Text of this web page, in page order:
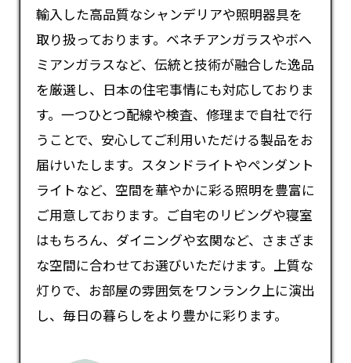
輸入した高品質なシャンデリアや照明器具を
取り扱っております。ベネチアンガラスやボヘ
ミアンガラスなど、伝統と技術が融合した逸品
を厳選し、日本の住宅事情にも対応しておりま
す。一つひとつ配線や検査、修理まで自社で行
うことで、安心してご利用いただける製品をお
届けいたします。スタンドライトやペンダント
ライトなど、空間を華やかに彩る照明を豊富に
ご用意しております。ご自宅のリビングや寝室
はもちろん、ダイニングや玄関など、さまざま
な空間に合わせてお選びいただけます。上質な
灯りで、お部屋の雰囲気をワンランク上に演出
し、毎日の暮らしをより豊かに彩ります。